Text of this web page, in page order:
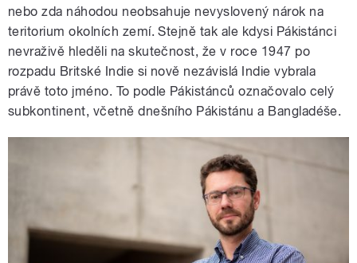
nebo zda náhodou neobsahuje nevyslovený nárok na
teritorium okolních zemí. Stejně tak ale kdysi Pákistánci
nevraživě hleděli na skutečnost, že v roce 1947 po
rozpadu Britské Indie si nově nezávislá Indie vybrala
právě toto jméno. To podle Pákistánců označovalo celý
subkontinent, včetně dnešního Pákistánu a Bangladéše.